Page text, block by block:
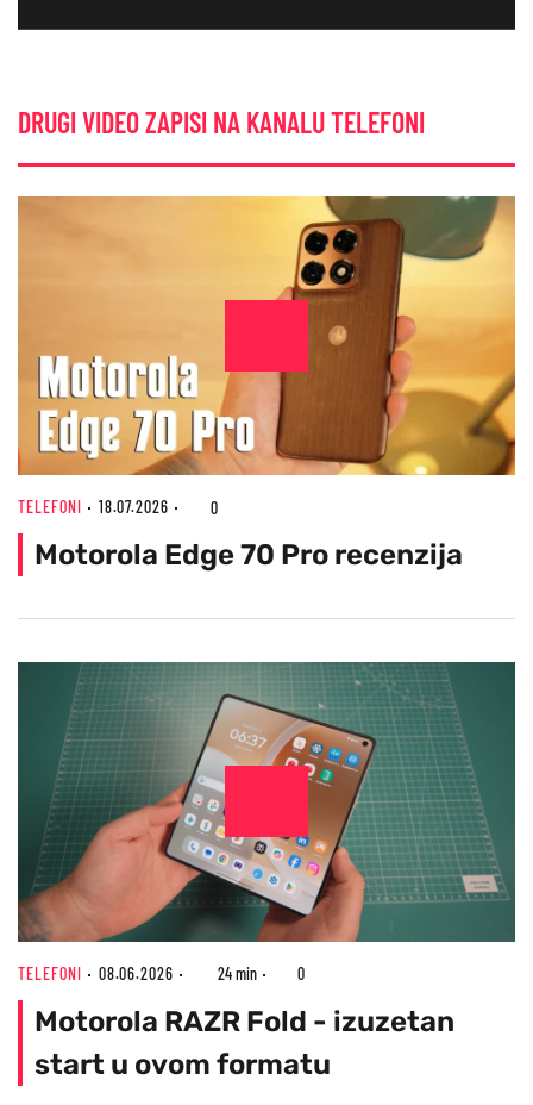
DRUGI VIDEO ZAPISI NA KANALU TELEFONI
TELEFONI 18.07.2026 0
Motorola Edge 70 Pro recenzija
TELEFONI 08.06.2026 24 min 0
Motorola RAZR Fold - izuzetan
start u ovom formatu